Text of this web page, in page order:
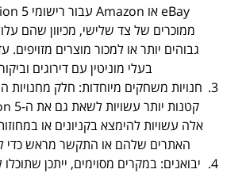
ממוכרים של צד שלישי, מכיוון שהם
גבוהים יותר או למכור מוצרים מזויפים.
בעלי מוניטין עם דירוגים
חנויות משחקים מיוחדות: חלק
אלה עשויות להימצא בקניונים או
האתרים שלהם או התקשר מראש כדי